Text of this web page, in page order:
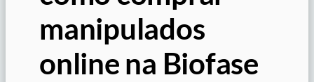
manipulados
online na Biofase